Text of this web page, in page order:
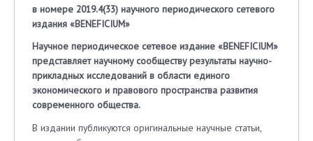
в номере 2019.4(33) научного периодического сетевого
издания «BENEFICIUM»
Научное периодическое сетевое издание «BENEFICIUM»
представляет научному сообществу результаты научно-
прикладных исследований в области единого
экономического и правового пространства развития
современного общества.
В издании публикуются оригинальные научные статьи,